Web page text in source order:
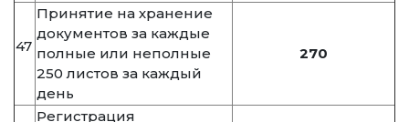
47
Принятие на хранение
документов за каждые
полные или неполные
250 листов за каждый
день
270
Регистрация